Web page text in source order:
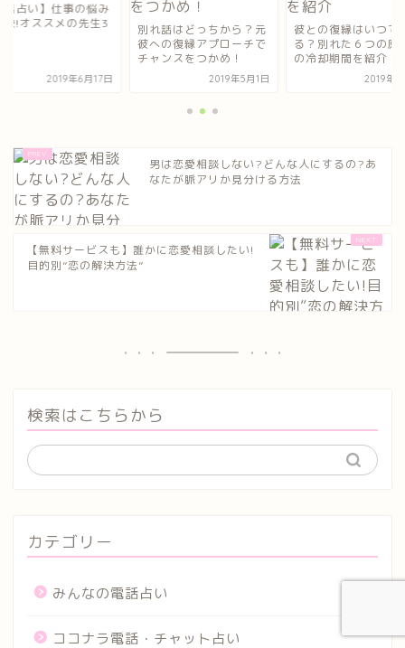
話はどっちから？元
2019年5月1日
彼との復縁はいつでき
る？別れた６つの原因別
の冷却期間を紹介
2019年5月4日
【電話占い】仕事の
も解決!オススメの
選!
2019年6
男は恋愛相談しない?どんな人にするの?あ
なたが脈アリか見分ける方法
【無料サービスも】誰かに恋愛相談したい!
目的別”恋の解決方法”
検索はこちらから
カテゴリー
みんなの電話占い
ココナラ電話・チャット占い